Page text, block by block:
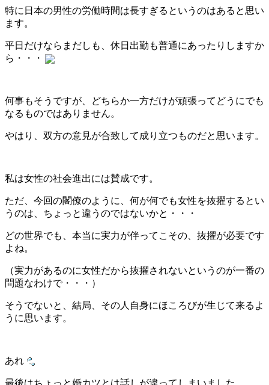
特に日本の男性の労働時間は長すぎるというのはあると思い
ます。
平日だけならまだしも、休日出勤も普通にあったりしますか
ら・・・
何事もそうですが、どちらか一方だけが頑張ってどうにでも
なるものではありません。
やはり、双方の意見が合致して成り立つものだと思います。
私は女性の社会進出には賛成です。
ただ、今回の閣僚のように、何が何でも女性を抜擢するとい
うのは、ちょっと違うのではないかと・・・
どの世界でも、本当に実力が伴ってこその、抜擢が必要です
よね。
（実力があるのに女性だから抜擢されないというのが一番の
問題なわけで・・・）
そうでないと、結局、その人自身にほころびが生じて来るよ
うに思います。
あれ
最後はちょっと婚カツとは話しが違ってしまいました